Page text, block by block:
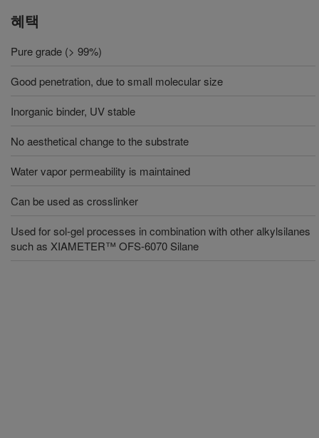
혜택
Pure grade (> 99%)
Good penetration, due to small molecular size
Inorganic binder, UV stable
No aesthetical change to the substrate
Water vapor permeability is maintained
Can be used as crosslinker
Used for sol-gel processes in combination with other alkylsilanes
such as XIAMETER™ OFS-6070 Silane